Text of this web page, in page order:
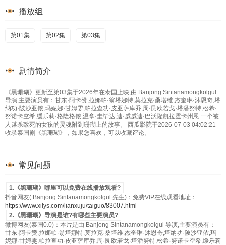
播放组
第01集 第02集 第03集
剧情简介
《黑珊瑚》更新至第03集于2026年在泰国上映,由 Banjong Sintanamongkolgul
导演,主要演员有：甘东·阿卡赞,拉娜帕·翁塔娜特,莫拉克·桑塔维,杰奎琳·沐恩奇,塔
纳功·陂沙亚侬,玛妮娜·甘姆雯,帕拉查功·皮亚萨库乔,周·艮欧若戈·塔潘努特,松希·
努诺卡空希,缓乐莉·格隆格侬,温拿·圭毕达,迪·威威迪·巴沃隆凯拉霆卡州恩.一个被
人谋杀致死的女孩的灵魂附到珊瑚上的故事。 西瓜影院于2026-07-03 04:02:21
收录泰国剧《黑珊瑚》，如果您喜欢，可以收藏评论。
常见问题
1.《黑珊瑚》哪里可以免费在线播放观看?
抖音网友( Banjong Sintanamongkolgul 先生)：免费VIP在线观看地址：
https://www.xilys.com/lianxuju/taiguo/83007.html
2.《黑珊瑚》导演是谁?有哪些主要演员?
微博网友(泰国0.0)：本片是由 Banjong Sintanamongkolgul 导演,主要演员有：
甘东·阿卡赞,拉娜帕·翁塔娜特,莫拉克·桑塔维,杰奎琳·沐恩奇,塔纳功·陂沙亚侬,玛
妮娜·甘姆雯,帕拉查功·皮亚萨库乔,周·艮欧若戈·塔潘努特,松希·努诺卡空希,缓乐莉